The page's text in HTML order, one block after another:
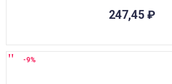
247,45 ₽
-9%